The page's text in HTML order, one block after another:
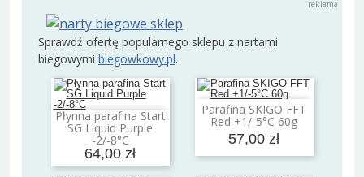
Sprawdź ofertę popularnego sklepu z nartami
biegowymi biegowkowy.pl.
Płynna parafina Start
SG Liquid Purple
-2/-8°C
64,00 zł
Dodaj do koszyka
Parafina SKIGO FFT
Red +1/-5°C 60g
57,00 zł
Dodaj do koszyka